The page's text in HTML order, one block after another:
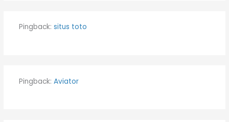
Pingback: situs toto
Pingback: Aviator